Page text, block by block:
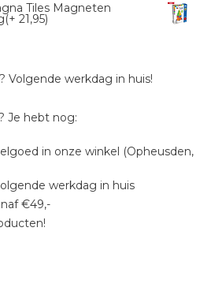
Tiles Magneten
21,95)
Volgende werkdag in huis!
Je hebt nog:
in onze winkel (Opheusden,
werkdag in huis
€49,-